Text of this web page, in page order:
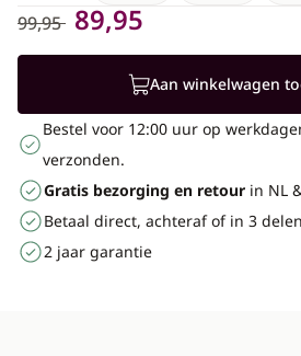
99,95 89,95
Aan winkelwagen
Bestel voor 12:00 uur op
verzonden.
Gratis bezorging en retour in NL
Betaal direct, achteraf of in 3 delen
2 jaar garantie